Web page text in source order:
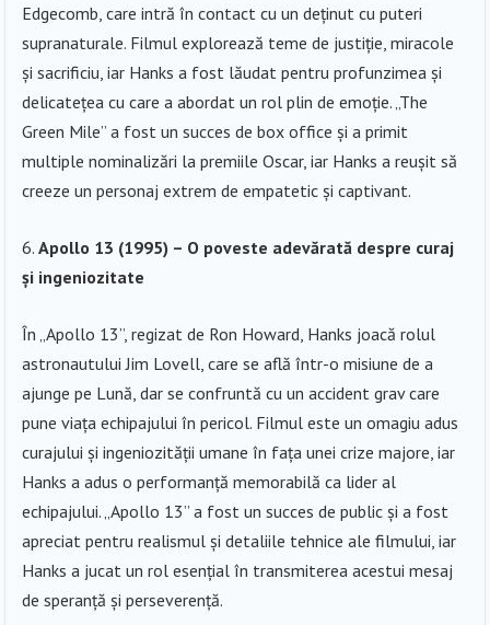
Edgecomb, care intră în contact cu un deținut cu puteri
supranaturale. Filmul explorează teme de justiție, miracole
și sacrificiu, iar Hanks a fost lăudat pentru profunzimea și
delicatețea cu care a abordat un rol plin de emoție. „The
Green Mile” a fost un succes de box office și a primit
multiple nominalizări la premiile Oscar, iar Hanks a reușit să
creeze un personaj extrem de empatetic și captivant.
Apollo 13 (1995) – O poveste adevărată despre curaj
și ingeniozitate
În „Apollo 13”, regizat de Ron Howard, Hanks joacă rolul
astronautului Jim Lovell, care se află într-o misiune de a
ajunge pe Lună, dar se confruntă cu un accident grav care
pune viața echipajului în pericol. Filmul este un omagiu adus
curajului și ingeniozității umane în fața unei crize majore, iar
Hanks a adus o performanță memorabilă ca lider al
echipajului. „Apollo 13” a fost un succes de public și a fost
apreciat pentru realismul și detaliile tehnice ale filmului, iar
Hanks a jucat un rol esențial în transmiterea acestui mesaj
de speranță și perseverență.